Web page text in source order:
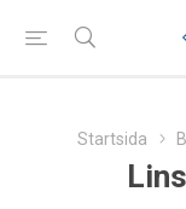
Startsida